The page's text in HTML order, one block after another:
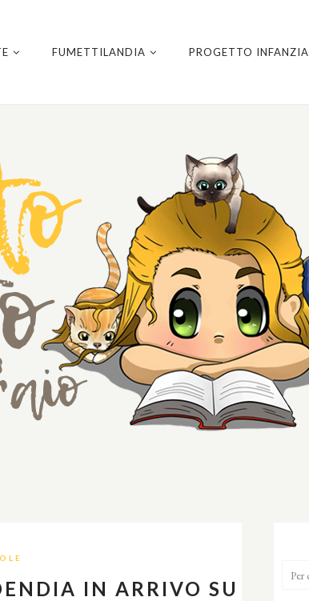
FUMETTILANDIA PROGETTO INFANZIA
IN ARRIVO SU